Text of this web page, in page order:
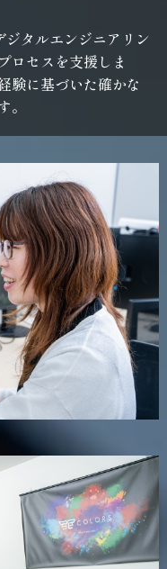
タルエンジニアリン
ロセスを支援しま
験に基づいた確かな